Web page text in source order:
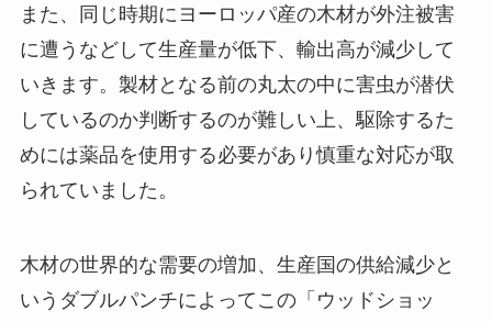
また、同じ時期にヨーロッパ産の木材が外注被害
に遭うなどして生産量が低下、輸出高が減少して
いきます。製材となる前の丸太の中に害虫が潜伏
しているのか判断するのが難しい上、駆除するた
めには薬品を使用する必要があり慎重な対応が取
られていました。
木材の世界的な需要の増加、生産国の供給減少と
いうダブルパンチによってこの「ウッドショッ